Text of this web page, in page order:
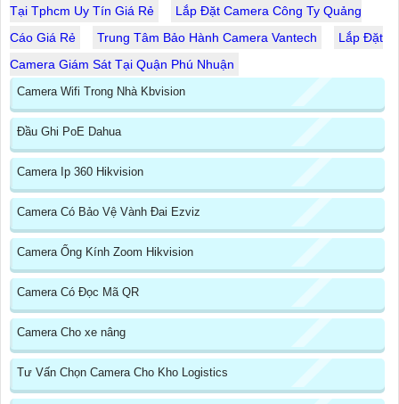
Tại Tphcm Uy Tín Giá Rẻ
Lắp Đặt Camera Công Ty Quảng
Cáo Giá Rẻ
Trung Tâm Bảo Hành Camera Vantech
Lắp Đặt
Camera Giám Sát Tại Quận Phú Nhuận
Camera Wifi Trong Nhà Kbvision
Đầu Ghi PoE Dahua
Camera Ip 360 Hikvision
Camera Có Bảo Vệ Vành Đai Ezviz
Camera Ống Kính Zoom Hikvision
Camera Có Đọc Mã QR
Camera Cho xe nâng
Tư Vấn Chọn Camera Cho Kho Logistics